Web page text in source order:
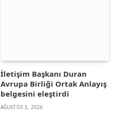
İletişim Başkanı Duran
Avrupa Birliği Ortak Anlayış
belgesini eleştirdi
AĞUSTOS 3, 2026